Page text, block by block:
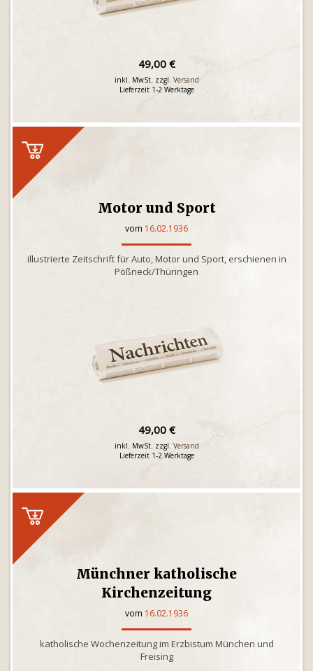
49,00 €
inkl. MwSt. zzgl. Versand
Lieferzeit 1-2 Werktage
Motor und Sport
vom 16.02.1936
illustrierte Zeitschrift für Auto, Motor und Sport, erschienen in
Pößneck/Thüringen
49,00 €
inkl. MwSt. zzgl. Versand
Lieferzeit 1-2 Werktage
Münchner katholische
Kirchenzeitung
vom 16.02.1936
katholische Wochenzeitung im Erzbistum München und
Freising